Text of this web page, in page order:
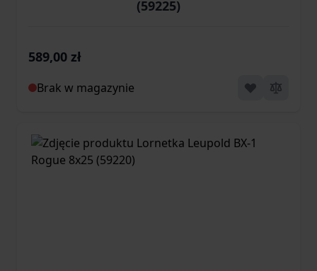
(59225)
589,00 zł
Brak w magazynie